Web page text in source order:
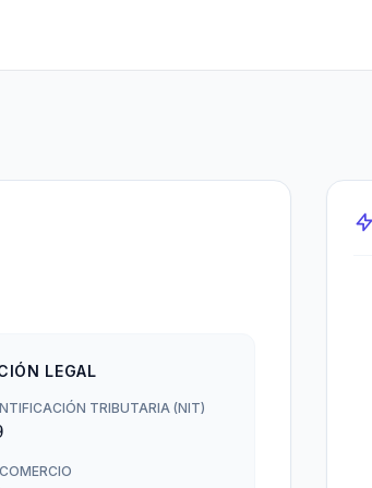
LEGAL
TRIBUTARIA (NIT)